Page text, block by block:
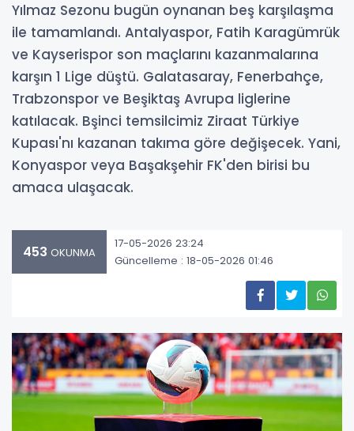
Yılmaz Sezonu bugün oynanan beş karşılaşma
ile tamamlandı. Antalyaspor, Fatih Karagümrük
ve Kayserispor son maçlarını kazanmalarına
karşın 1 Lige düştü. Galatasaray, Fenerbahçe,
Trabzonspor ve Beşiktaş Avrupa liglerine
katılacak. Bşinci temsilcimiz Ziraat Türkiye
Kupası'nı kazanan takıma göre değişecek. Yani,
Konyaspor veya Başakşehir FK'den birisi bu
amaca ulaşacak.
453 OKUNMA
17-05-2026 23:24
Güncelleme : 18-05-2026 01:46